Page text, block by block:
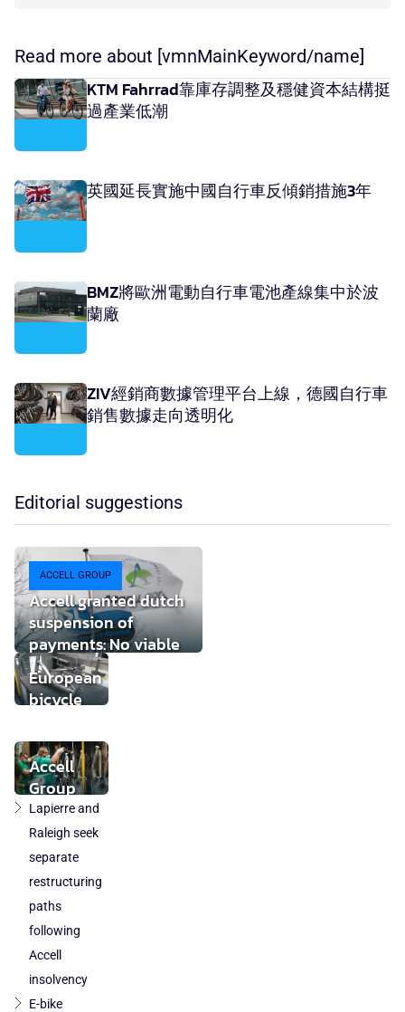
Read more about [vmnMainKeyword/name]
KTM Fahrrad靠庫存調整及穩健資本結構挺
過產業低潮
英國延長實施中國自行車反傾銷措施3年
BMZ將歐洲電動自行車電池產線集中於波
蘭廠
ZIV經銷商數據管理平台上線，德國自行車
銷售數據走向透明化
Editorial suggestions
ACCELL GROUP
Accell granted dutch
suspension of
payments: No viable
buyer found
European
bicycle
stabilises
while local
component
production
loses
ground
Accell
Group
takeover
by
DuTech
also
cleared
in
Poland
and
Austria
Lapierre and
Raleigh seek
separate
restructuring
paths
following
Accell
insolvency
E-bike